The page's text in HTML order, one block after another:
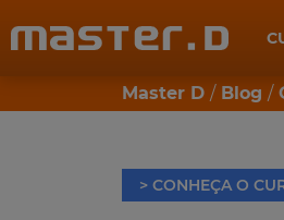
Master D Blog
> CONHEÇA O